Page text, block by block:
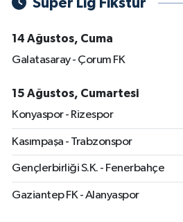
Süper Lig Fikstür
14 Ağustos, Cuma
Galatasaray - Çorum FK
15 Ağustos, Cumartesi
Konyaspor - Rizespor
Kasımpaşa - Trabzonspor
Gençlerbirliği S.K. - Fenerbahçe
Gaziantep FK - Alanyaspor